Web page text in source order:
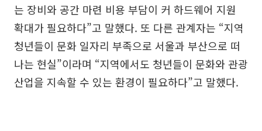
는 장비와 공간 마련 비용 부담이 커 하드웨어 지원
확대가 필요하다”고 말했다. 또 다른 관계자는 “지역
청년들이 문화 일자리 부족으로 서울과 부산으로 떠
나는 현실”이라며 “지역에서도 청년들이 문화와 관광
산업을 지속할 수 있는 환경이 필요하다”고 말했다.